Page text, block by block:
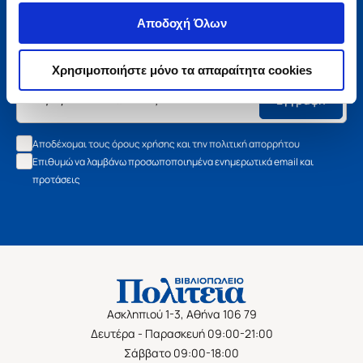
Αποδοχή Όλων
Χρησιμοποιήστε μόνο τα απαραίτητα cookies
Μάθετε τα νέα της Πολιτείας
Εγγραφείτε στο newsletter μας και μάθετε πρώτοι όλα τα
νέα βιβλία, τις εξαιρετικές τιμές και τις εκδηλώσεις μας.
Εγγραφή
Αποδέχομαι τους όρους χρήσης και την πολιτική απορρήτου
Επιθυμώ να λαμβάνω προσωποποιημένα ενημερωτικά email και
προτάσεις
Ασκληπιού 1-3, Αθήνα 106 79
Δευτέρα - Παρασκευή 09:00-21:00
Σάββατο 09:00-18:00